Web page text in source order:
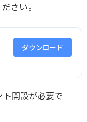
さい。
ダウンロード
開設が必要で